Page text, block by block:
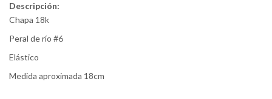
Descripción:
Chapa 18k
Peral de río #6
Elástico
Medida aproximada 18cm